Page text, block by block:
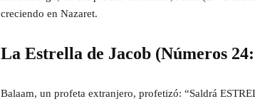
creciendo en Nazaret.
La Estrella de Jacob (Números
Balaam, un profeta extranjero, profetizó: “Saldrá